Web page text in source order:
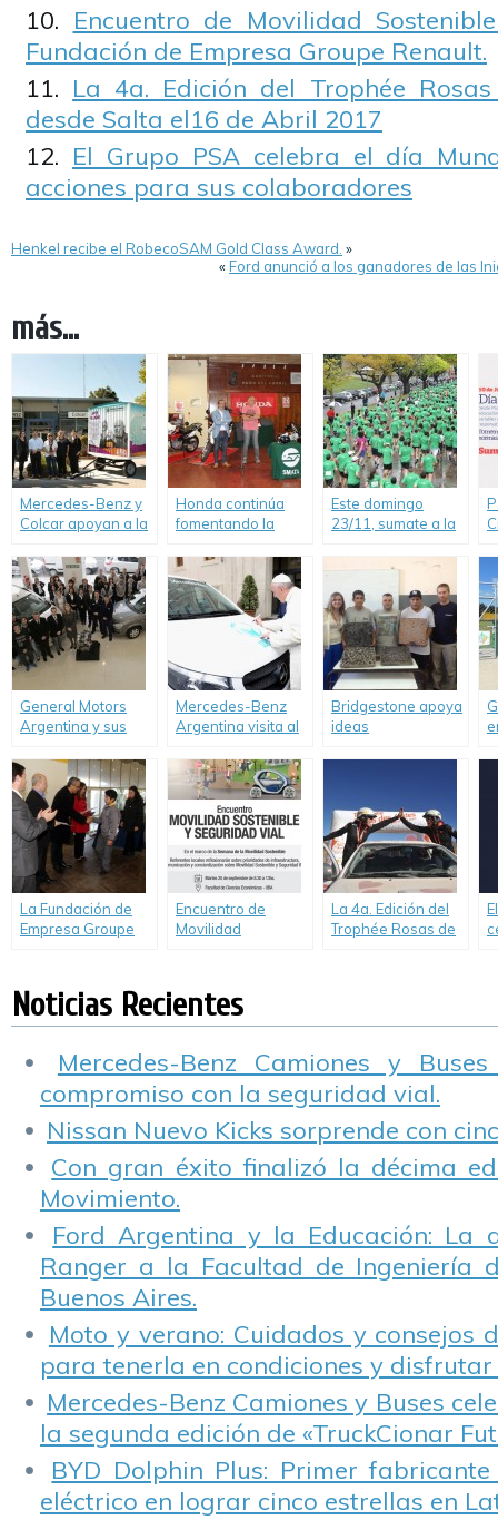
Encuentro de Movilidad
Fundación de Empresa Groupe Renault.
La 4a. Edición del Trophée
desde Salta el16 de Abril 2017
El Grupo PSA celebra el día
acciones para sus colaboradores
Henkel recibe el RobecoSAM Gold Class Award. »
«Ford anunció a los ganadores de las
más...
Mercedes-Benz y
Colcar apoyan a la
de Virrey del Pino.
Honda continúa
fomentando la
futuras
generaciones
Este domingo
23/11, sumate a la
Servicio Chevrolet
Aires y participá
del sorteo de un
auto cero KM
General Motors
Argentina y sus
Chevrolet
realizaron nuevas
donaciones de
vehículos a
entidades
educativas en todo
el país
Mercedes-Benz
Argentina visita al
la primera Vito
Argentina para
Scholas.
Bridgestone apoya
ideas
medioambiente
La Fundación de
Empresa Groupe
estudiantes del
Instituto Técnico
Renault
Encuentro de
Movilidad
Empresa Groupe
Renault.
La 4a. Edición del
Trophée Rosas de
Noticias Recientes
Mercedes-Benz Camiones y
compromiso con la seguridad vial.
Nissan Nuevo Kicks sorprende con
Con gran éxito finalizó la décima
Movimiento.
Ford Argentina y la Educación: La
Ranger a la Facultad de Ingeniería
Buenos Aires.
Moto y verano: Cuidados y consejos
para tenerla en condiciones y disfrutar
Mercedes-Benz Camiones y Buses
la segunda edición de «TruckCionar
BYD Dolphin Plus: Primer
eléctrico en lograr cinco estrellas en